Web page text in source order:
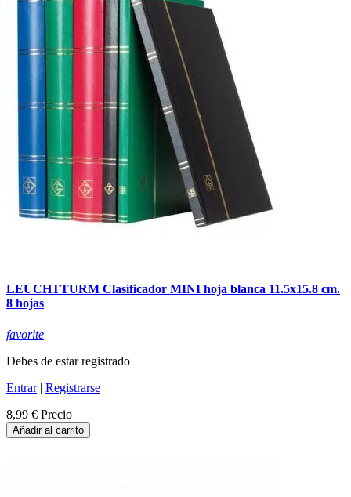
LEUCHTTURM Clasificador MINI hoja blanca 11.5x15.8 cm.
8 hojas
favorite
Debes de estar registrado
Entrar| Registrarse
8,99 € Precio
Añadir al carrito